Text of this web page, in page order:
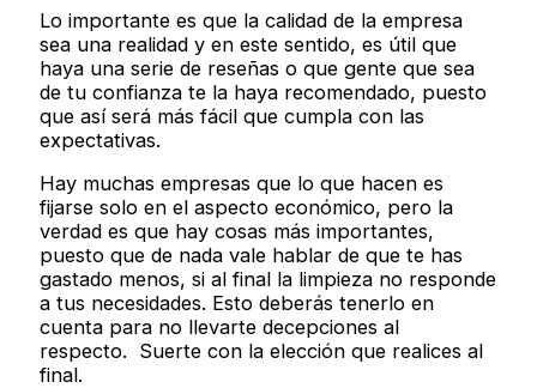
Lo importante es que la calidad de la empresa
sea una realidad y en este sentido, es útil que
haya una serie de reseñas o que gente que sea
de tu confianza te la haya recomendado, puesto
que así será más fácil que cumpla con las
expectativas.
Hay muchas empresas que lo que hacen es
fijarse solo en el aspecto económico, pero la
verdad es que hay cosas más importantes,
puesto que de nada vale hablar de que te has
gastado menos, si al final la limpieza no responde
a tus necesidades. Esto deberás tenerlo en
cuenta para no llevarte decepciones al
respecto. Suerte con la elección que realices al
final.